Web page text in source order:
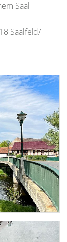
Saal
Saalfeld/